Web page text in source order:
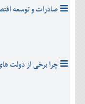
صادرات و توسعه
چرا برخی از دولت